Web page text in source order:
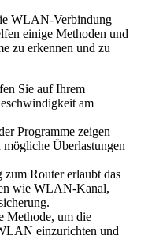
WLAN-Verbindung
einige Methoden und
zu erkennen und zu
Sie auf Ihrem
am
Programme zeigen
Überlastungen
zum Router erlaubt das
wie WLAN-Kanal,
Methode, um die
einzurichten und